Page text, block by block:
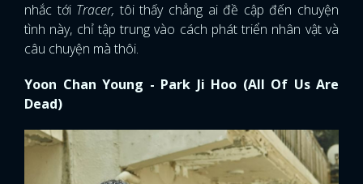
nhắc tới Tracer, tôi thấy chẳng ai đề cập đến chuyện
tình này, chỉ tập trung vào cách phát triển nhân vật và
câu chuyện mà thôi.
Yoon Chan Young - Park Ji Hoo (All Of Us Are
Dead)